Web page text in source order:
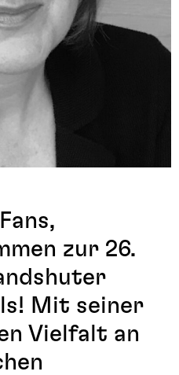
zur 26.
Mit seiner
Vielfalt an